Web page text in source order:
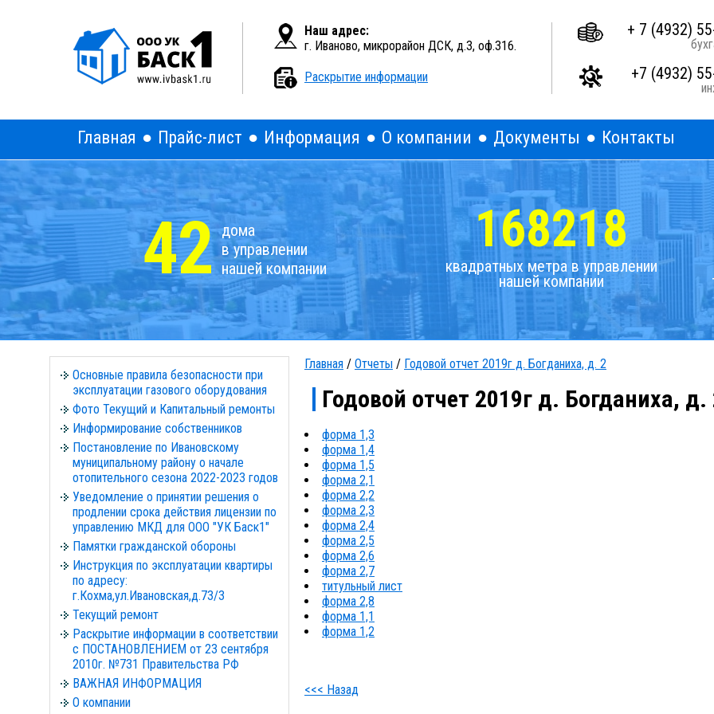
Наш адрес:
г. Иваново, микрорайон ДСК, д.3, оф.316.
Раскрытие информации
+ 7 (4932)
+7 (4932)
Главная Прайс-лист Информация О компании Документы Контакты
42 дома
в управлении
нашей компании
168218
квадратных метра в управлении
нашей компании
Основные правила безопасности при
эксплуатации газового оборудования
Фото Текущий и Капитальный ремонты
Информирование собственников
Постановление по Ивановскому
муниципальному району о начале
отопительного сезона 2022-2023 годов
Уведомление о принятии решения о
продлении срока действия лицензии по
управлению МКД для ООО "УК Баск1"
Памятки гражданской обороны
Инструкция по эксплуатации квартиры
по адресу:
г.Кохма,ул.Ивановская,д.73/3
Текущий ремонт
Раскрытие информации в соответствии
с ПОСТАНОВЛЕНИЕМ от 23 сентября
2010г. №731 Правительства РФ
ВАЖНАЯ ИНФОРМАЦИЯ
О компании
Главная / Отчеты / Годовой отчет 2019г д. Богданиха, д. 2
Годовой отчет 2019г д. Богданиха, д.
форма 1,3
форма 1,4
форма 1,5
форма 2,1
форма 2,2
форма 2,3
форма 2,4
форма 2,5
форма 2,6
форма 2,7
титульный лист
форма 2,8
форма 1,1
форма 1,2
<<< Назад